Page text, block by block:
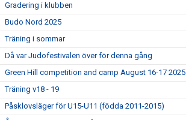
Gradering i klubben
Budo Nord 2025
Träning i sommar
Då var Judofestivalen över för denna gång
Green Hill competition and camp August 16-17 2025
Träning v18 - 19
Påsklovsläger för U15-U11 (födda 2011-2015)